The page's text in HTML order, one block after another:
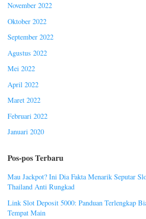
November 2022
Oktober 2022
September 2022
Agustus 2022
Mei 2022
April 2022
Maret 2022
Februari 2022
Januari 2020
Pos-pos Terbaru
Mau Jackpot? Ini Dia Fakta Menarik Seputar
Thailand Anti Rungkad
Link Slot Deposit 5000: Panduan Terlengkap
Tempat Main